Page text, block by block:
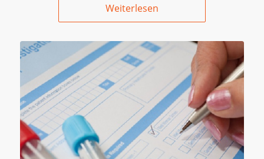
Weiterlesen